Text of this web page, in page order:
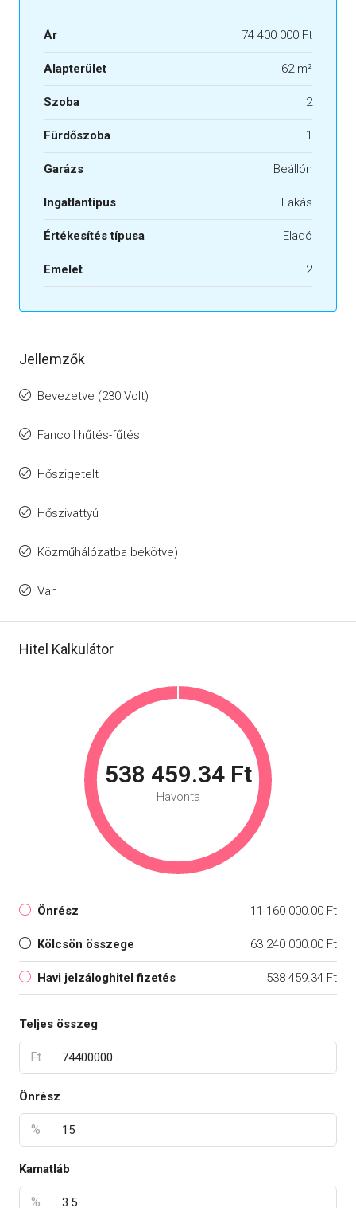
Ár 74 400 000 Ft
Alapterület 62 m²
Szoba 2
Fürdőszoba 1
Garázs Beállón
Ingatlantípus Lakás
Értékesítés típusa Eladó
Emelet 2
Jellemzők
Bevezetve (230 Volt)
Fancoil hűtés-fűtés
Hőszigetelt
Hőszivattyú
Közműhálózatba bekötve)
Van
Hitel Kalkulátor
538 459.34 Ft
Havonta
Önrész 11 160 000.00 Ft
Kölcsön összege 63 240 000.00 Ft
Havi jelzáloghitel fizetés 538 459.34 Ft
Teljes összeg
Ft
Önrész
%
Kamatláb
%